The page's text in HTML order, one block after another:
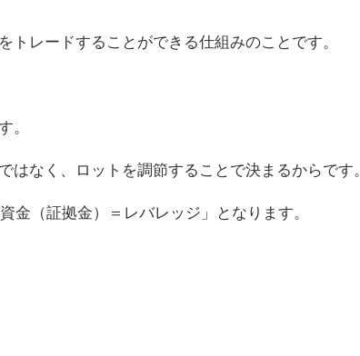
トレードすることができる仕組みのことです。
。
はなく、ロットを調節することで決まるからです
金（証拠金）＝レバレッジ」となります。